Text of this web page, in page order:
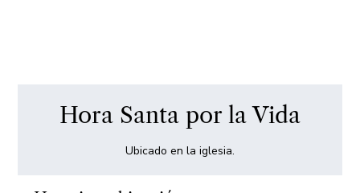
Hora Santa por la Vida
Ubicado en la iglesia.